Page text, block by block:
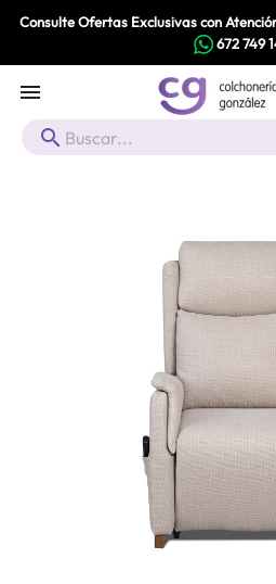
Consulte Ofertas Exclusivas con
672 749

